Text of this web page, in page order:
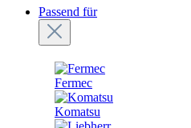
Passend für
Fermec
Komatsu